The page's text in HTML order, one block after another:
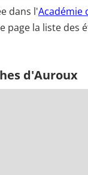
dans l'Académie
page la liste des
d'Auroux